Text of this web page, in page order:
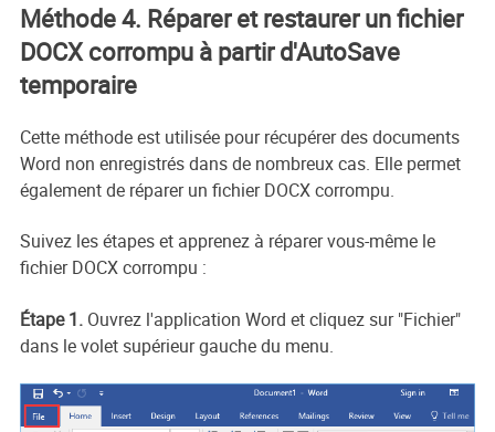
Méthode 4. Réparer et restaurer un fichier
DOCX corrompu à partir d'AutoSave
temporaire
Cette méthode est utilisée pour récupérer des documents
Word non enregistrés dans de nombreux cas. Elle permet
également de réparer un fichier DOCX corrompu.
Suivez les étapes et apprenez à réparer vous-même le
fichier DOCX corrompu :
Étape 1. Ouvrez l'application Word et cliquez sur "Fichier"
dans le volet supérieur gauche du menu.